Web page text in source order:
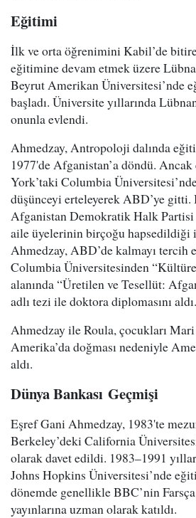
Eğitimi
İlk ve orta öğrenimini Kabil’de
eğitimine devam etmek üzere
Beyrut Amerikan Üniversitesi’nde
başladı. Üniversite yıllarında
onunla evlendi.
Ahmedzay, Antropoloji dalında
1977'de Afganistan’a döndü. Ancak
York’taki Columbia
düşünceyi erteleyerek ABD’ye gitti.
Afganistan Demokratik Halk
aile üyelerinin birçoğu hapsedildiği
Ahmedzay, ABD’de kalmayı tercih
Columbia Üniversitesinden
alanında “Üretilen ve Tesellüt:
adlı tezi ile doktora diplomasını aldı.
Ahmedzay ile Roula, çocukları Mari
Amerika’da doğması nedeniyle
aldı.
Dünya Bankası Geçmişi
Eşref Gani Ahmedzay, 1983'te
Berkeley’deki California
olarak davet edildi. 1983–1991
Johns Hopkins Üniversitesi’nde
dönemde genellikle BBC’nin
yayınlarına uzman olarak katıldı.